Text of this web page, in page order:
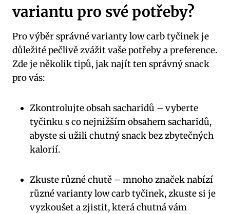
variantu pro své potřeby?
Pro výběr správné ⁣varianty⁣ low carb⁤ tyčinek je
důležité pečlivě ‍zvážit vaše potřeby a preference.⁤
Zde⁣ je několik tipů, ​jak najít ten správný ‍snack
pro vás:
Zkontrolujte obsah sacharidů ⁤– ​vyberte
tyčinku s co nejnižším obsahem sacharidů,
abyste si ⁢užili chutný snack bez zbytečných
kalorií.
Zkuste různé chutě –⁢ mnoho značek nabízí
různé varianty low carb tyčinek, zkuste si je
vyzkoušet a‌ zjistit, která⁢ chutná vám